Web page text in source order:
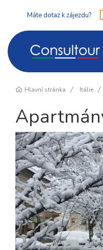
Máte dotaz k zájezdu?
Hlavní stránka Itálie